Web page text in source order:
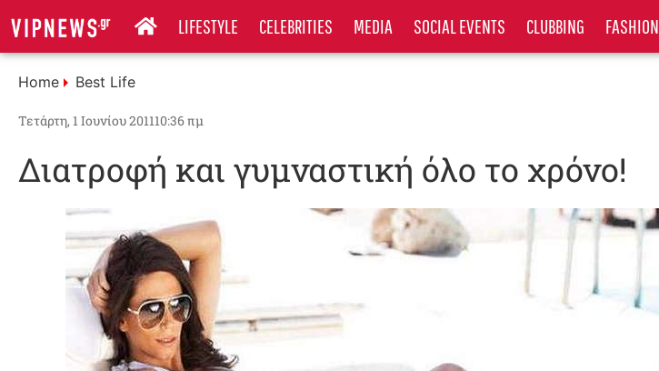
LIFESTYLE CELEBRITIES MEDIA SOCIAL EVENTS CLUBBING FASHION
Home Best Life
Τετάρτη, 1 Ιουνίου 201110:36 πμ
Διατροφή και γυμναστική όλο το χρόνο!